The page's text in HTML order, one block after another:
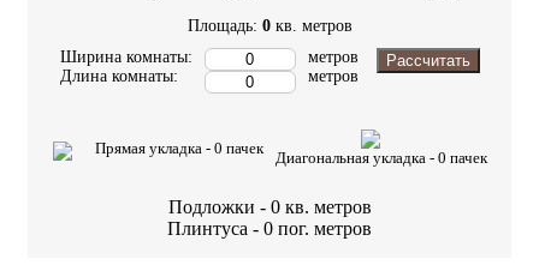
Площадь: 0 кв. метров
Ширина комнаты:
Длина комнаты:
метров
метров
Рассчитать
Прямая укладка - 0 пачек
Диагональная укладка - 0 пачек
Подложки - 0 кв. метров
Плинтуса - 0 пог. метров